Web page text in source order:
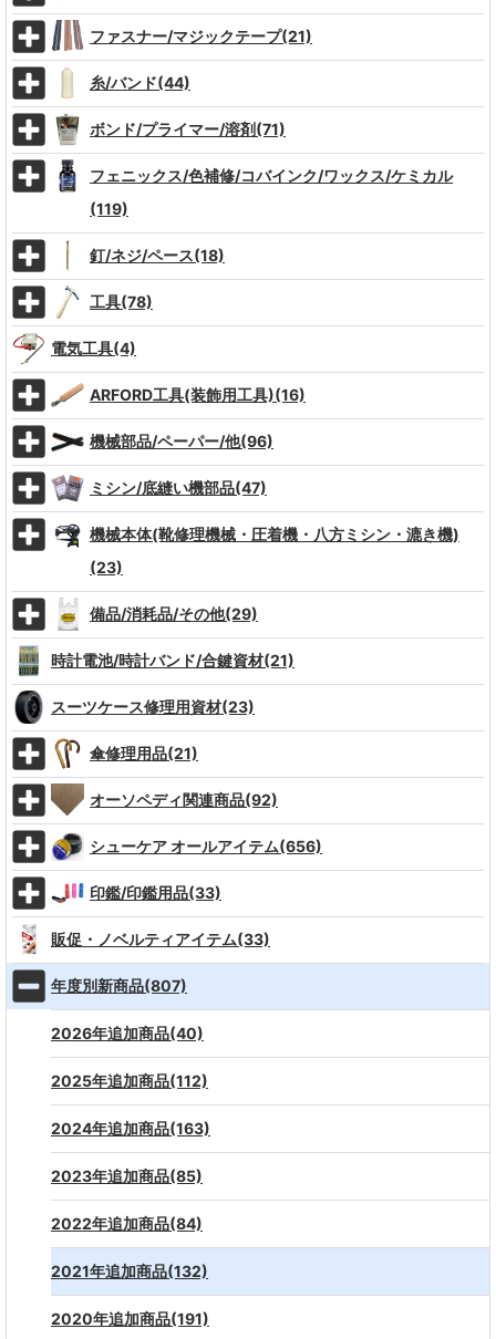
ファスナー/マジックテープ(21)
糸/バンド(44)
ボンド/プライマー/溶剤(71)
フェニックス/色補修/コバインク/ワックス/ケミカル
(119)
釘/ネジ/ペース(18)
工具(78)
電気工具(4)
ARFORD工具(装飾用工具)(16)
機械部品/ペーパー/他(96)
ミシン/底縫い機部品(47)
機械本体(靴修理機械・圧着機・八方ミシン・漉き機)
(23)
備品/消耗品/その他(29)
時計電池/時計バンド/合鍵資材(21)
スーツケース修理用資材(23)
傘修理用品(21)
オーソペディ関連商品(92)
シューケア オールアイテム(656)
印鑑/印鑑用品(33)
販促・ノベルティアイテム(33)
年度別新商品(807)
2026年追加商品(40)
2025年追加商品(112)
2024年追加商品(163)
2023年追加商品(85)
2022年追加商品(84)
2021年追加商品(132)
2020年追加商品(191)